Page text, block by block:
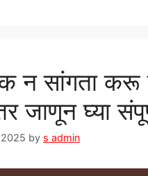
न सांगता करू
जाणून घ्या
by s admin